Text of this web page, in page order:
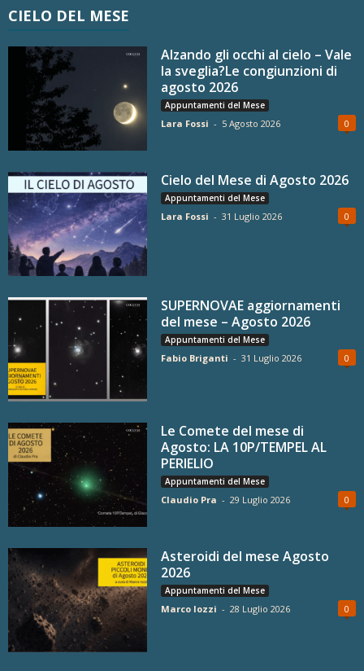
CIELO DEL MESE
Alzando gli occhi al cielo – Vale
la sveglia?Le congiunzioni di
agosto 2026
Appuntamenti del Mese
Lara Fossi - 5 Agosto 2026 0
Cielo del Mese di Agosto 2026
Appuntamenti del Mese
Lara Fossi - 31 Luglio 2026 0
SUPERNOVAE aggiornamenti
del mese – Agosto 2026
Appuntamenti del Mese
Fabio Briganti - 31 Luglio 2026 0
Le Comete del mese di
Agosto: LA 10P/TEMPEL AL
PERIELIO
Appuntamenti del Mese
Claudio Pra - 29 Luglio 2026 0
Asteroidi del mese Agosto
2026
Appuntamenti del Mese
Marco Iozzi - 28 Luglio 2026 0